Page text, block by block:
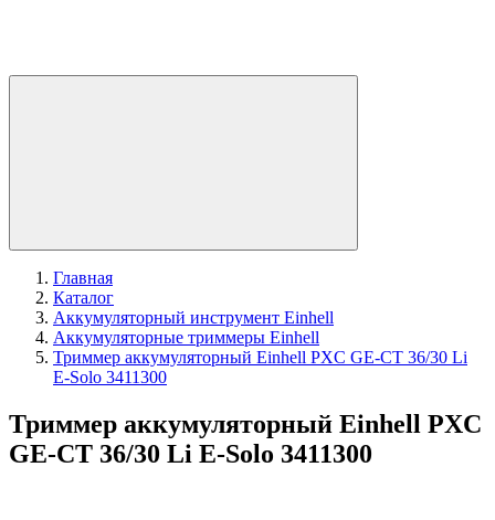
Главная
Каталог
Аккумуляторный инструмент Einhell
Аккумуляторные триммеры Einhell
Триммер аккумуляторный Einhell PXC GE-CT 36/30 Li
E-Solo 3411300
Триммер аккумуляторный Einhell PXC
GE-CT 36/30 Li E-Solo 3411300